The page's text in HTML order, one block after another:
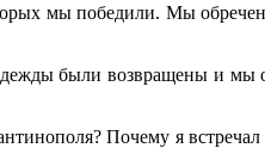
мы победили. Мы
были возвращены и
Почему я